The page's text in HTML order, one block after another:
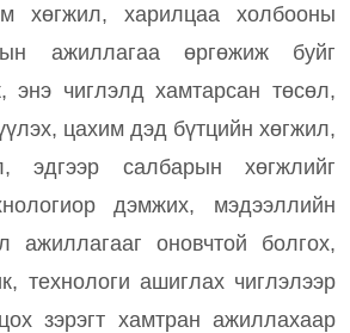
хөгжил, харилцаа холбооны
ажиллагаа өргөжиж буйг
энэ чиглэлд хамтарсан төсөл,
цахим дэд бүтцийн хөгжил,
эдгээр салбарын хөгжлийг
дэмжих, мэдээллийн
ажиллагааг оновчтой болгох,
технологи ашиглах чиглэлээр
зэрэгт хамтран ажиллахаар